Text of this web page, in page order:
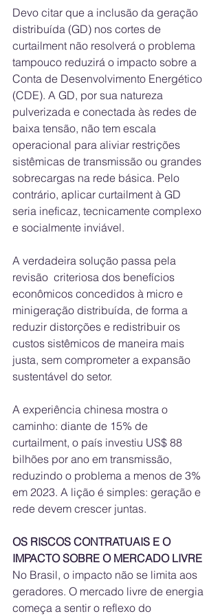
Devo citar que a inclusão da geração
distribuída (GD) nos cortes de
curtailment não resolverá o problema
tampouco reduzirá o impacto sobre a
Conta de Desenvolvimento Energético
(CDE). A GD, por sua natureza
pulverizada e conectada às redes de
baixa tensão, não tem escala
operacional para aliviar restrições
sistêmicas de transmissão ou grandes
sobrecargas na rede básica. Pelo
contrário, aplicar curtailment à GD
seria ineficaz, tecnicamente complexo
e socialmente inviável.
A verdadeira solução passa pela
revisão  criteriosa dos benefícios
econômicos concedidos à micro e
minigeração distribuída, de forma a
reduzir distorções e redistribuir os
custos sistêmicos de maneira mais
justa, sem comprometer a expansão
sustentável do setor.
A experiência chinesa mostra o
caminho: diante de 15% de
curtailment, o país investiu US$ 88
bilhões por ano em transmissão,
reduzindo o problema a menos de 3%
em 2023. A lição é simples: geração e
rede devem crescer juntas.
OS RISCOS CONTRATUAIS E O
IMPACTO SOBRE O MERCADO LIVRE
No Brasil, o impacto não se limita aos
geradores. O mercado livre de energia
começa a sentir o reflexo do